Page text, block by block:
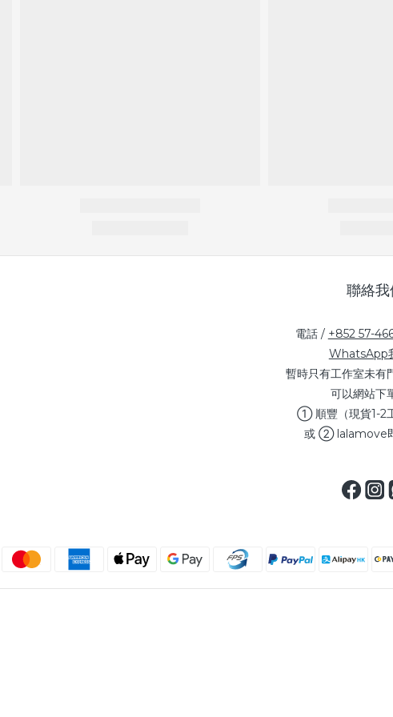
聯絡我
電話 / +852 57-
WhatsApp
暫時只有工作室未有
可以網站下
① 順豐（現貨1-2
或 ② lalamove